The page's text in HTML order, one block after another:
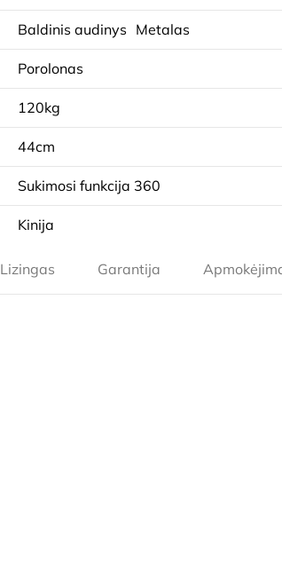
Baldinis audinys Metalas
Porolonas
120kg
44cm
Sukimosi funkcija 360
Kinija
Lizingas Garantija